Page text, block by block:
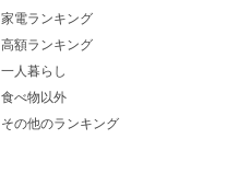
家電ランキング
高額ランキング
一人暮らし
食べ物以外
その他のランキング